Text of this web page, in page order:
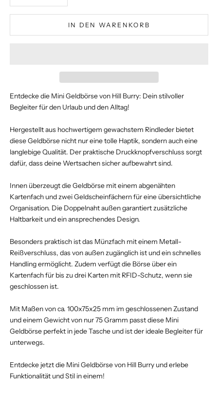
IN DEN WARENKORB
Entdecke die Mini Geldbörse von Hill Burry: Dein stilvoller
Begleiter für den Urlaub und den Alltag!
Hergestellt aus hochwertigem gewachstem Rindleder bietet
diese Geldbörse nicht nur eine tolle Haptik, sondern auch eine
langlebige Qualität. Der praktische Druckknopfverschluss sorgt
dafür, dass deine Wertsachen sicher aufbewahrt sind.
Innen überzeugt die Geldbörse mit einem abgenähten
Kartenfach und zwei Geldscheinfächern für eine übersichtliche
Organisation. Die Doppelnaht außen garantiert zusätzliche
Haltbarkeit und ein ansprechendes Design.
Besonders praktisch ist das Münzfach mit einem Metall-
Reißverschluss, das von außen zugänglich ist und ein schnelles
Handling ermöglicht. Zudem verfügt die Börse über ein
Kartenfach für bis zu drei Karten mit RFID-Schutz, wenn sie
geschlossen ist.
Mit Maßen von ca. 100x75x25 mm im geschlossenen Zustand
und einem Gewicht von nur 75 Gramm passt diese Mini
Geldbörse perfekt in jede Tasche und ist der ideale Begleiter für
unterwegs.
Entdecke jetzt die Mini Geldbörse von Hill Burry und erlebe
Funktionalität und Stil in einem!